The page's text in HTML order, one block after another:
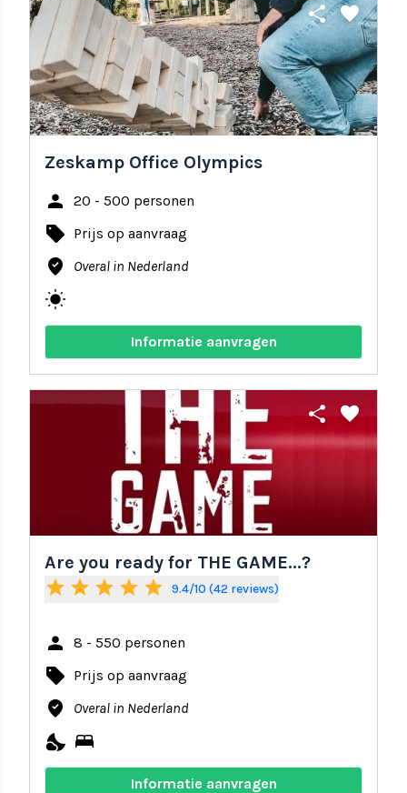
share favorite
Zeskamp Office Olympics
person 20 - 500 personen
local_offer Prijs op aanvraag
where_to_vote Overal in Nederland
wb_sunny
Informatie aanvragen
share favorite
Are you ready for THE GAME...?
star star star star star 9.4/10 (42 reviews)
person 8 - 550 personen
local_offer Prijs op aanvraag
where_to_vote Overal in Nederland
nights_stay bed
Informatie aanvragen